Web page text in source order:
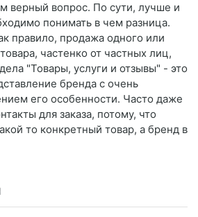
верный вопрос. По сути, лучше и
понимать в чем разница.
правило, продажа одного или
частенко от частных лиц,
"Товары, услуги и отзывы" - это
бренда с очень
его особенности. Часто даже
для заказа, потому, что
то конкретный товар, а бренд в